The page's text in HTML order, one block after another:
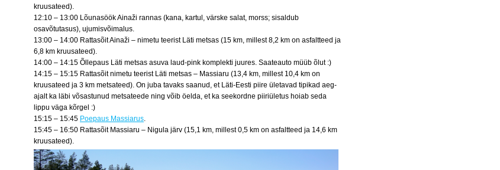
kruusateed).
12:10 – 13:00 Lõunasöök Ainaži rannas (kana, kartul, värske salat, morss; sisaldub
osavõtutasus), ujumisvõimalus.
13:00 – 14:00 Rattasõit Ainaži – nimetu teerist Läti metsas (15 km, millest 8,2 km on asfaltteed ja
6,8 km kruusateed).
14:00 – 14:15 Õllepaus Läti metsas asuva laud-pink komplekti juures. Saateauto müüb õlut :)
14:15 – 15:15 Rattasõit nimetu teerist Läti metsas – Massiaru (13,4 km, millest 10,4 km on
kruusateed ja 3 km metsateed). On juba tavaks saanud, et Läti-Eesti piire ületavad tipikad aeg-
ajalt ka läbi võsastunud metsateede ning võib öelda, et ka seekordne piiriületus hoiab seda
lippu väga kõrgel :)
15:15 – 15:45 Poepaus Massiarus
15:45 – 16:50 Rattasõit Massiaru – Nigula järv (15,1 km, millest 0,5 km on asfaltteed ja 14,6 km
kruusateed).